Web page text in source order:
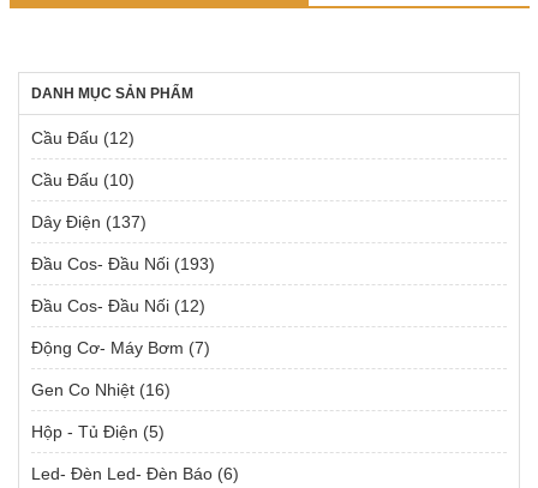
DANH MỤC SẢN PHẨM
Cầu Đấu (12)
Cầu Đấu (10)
Dây Điện (137)
Đầu Cos- Đầu Nối (193)
Đầu Cos- Đầu Nối (12)
Động Cơ- Máy Bơm (7)
Gen Co Nhiệt (16)
Hộp - Tủ Điện (5)
Led- Đèn Led- Đèn Báo (6)